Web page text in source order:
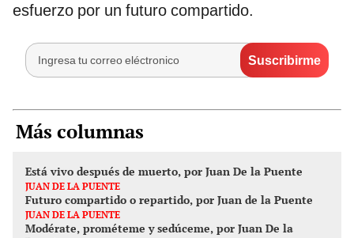
esfuerzo por un futuro compartido.
Más columnas
Está vivo después de muerto, por Juan De la Puente
JUAN DE LA PUENTE
Futuro compartido o repartido, por Juan de la Puente
JUAN DE LA PUENTE
Modérate, prométeme y sedúceme, por Juan De la